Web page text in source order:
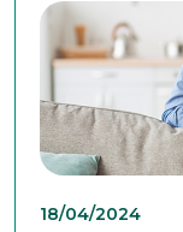
18/04/2024